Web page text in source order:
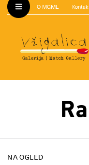
O MGML
NA OGLED